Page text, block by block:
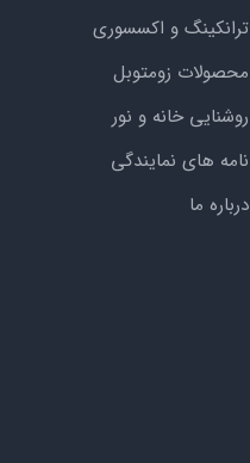
ترانکینگ و اکسسوری
محصولات زومتوبل
روشنایی خانه و نور
نامه های نمایندگی
درباره ما